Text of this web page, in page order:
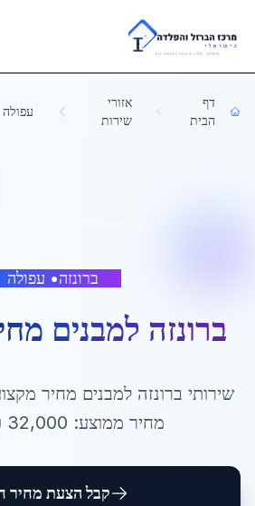
Skip to main content
דף
הבית
אזורי
שירות
עפולה
ברונזה• עפולה
ברונזה למבנים
שירותי ברונזה למבנים מחיר
מחיר ממוצע: 32,000
קבל הצעת מחיר